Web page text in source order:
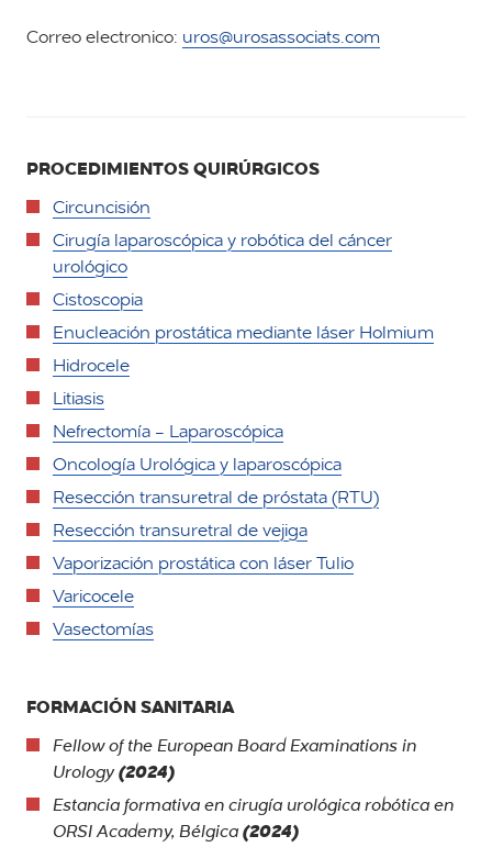
Correo electronico: uros@urosassociats.com
PROCEDIMIENTOS QUIRÚRGICOS
Circuncisión
Cirugía laparoscópica y robótica del cáncer
urológico
Cistoscopia
Enucleación prostática mediante láser Holmium
Hidrocele
Litiasis
Nefrectomía - Laparoscópica
Oncología Urológica y laparoscópica
Resección transuretral de próstata (RTU)
Resección transuretral de vejiga
Vaporización prostática con láser Tulio
Varicocele
Vasectomías
FORMACIÓN SANITARIA
Fellow of theEuropean Board Examinations in
Urology(2024)
Estancia formativa en cirugía urológica robótica en
ORSI Academy, Bélgica(2024)